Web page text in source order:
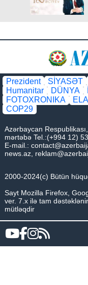
Prezident SİYASƏT
Humanitar
DÜNYA
FOTOXRONIKA
COP29
Azərbaycan
mərtəbə Tel.:(+994 12)
E-mail.:
news.az,
2000-2024(c) Bütün
Sayt Mozilla Firefox,
ver. 7.x ilə tam
mütləqdir